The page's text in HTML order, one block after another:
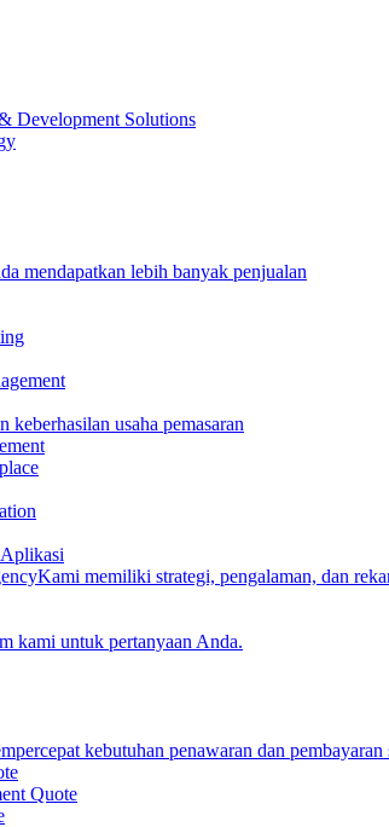
Development Solutions
mendapatkan lebih banyak penjualan
keberhasilan usaha pemasaran
Kami memiliki strategi, pengalaman, dan
kami untuk pertanyaan Anda.
kebutuhan penawaran dan pembayaran
Quote